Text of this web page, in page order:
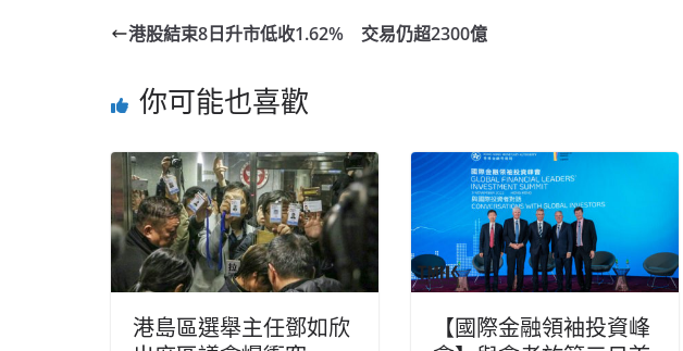
港股結束8日升市低收1.62% 交易仍超2300億
你可能也喜歡
港島區選舉主任鄧如欣
【國際金融領袖投資峰